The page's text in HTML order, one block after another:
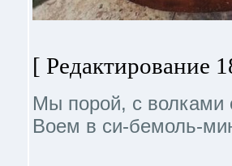
[ Редактирование
Мы порой, с волками
Воем в си-бемоль-